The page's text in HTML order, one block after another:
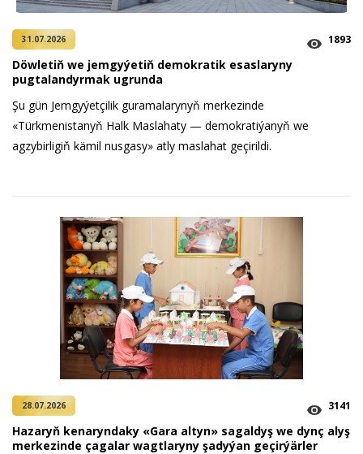
31.07.2026 1893
Döwletiň we jemgyýetiň demokratik esaslaryny
pugtalandyrmak ugrunda
Şu gün Jemgyýetçilik guramalarynyň merkezinde
«Türkmenistanyň Halk Maslahaty — demokratiýanyň we
agzybirligiň kämil nusgasy» atly maslahat geçirildi.
28.07.2026 3141
Hazaryň kenaryndaky «Gara altyn» sagaldyş we dynç alyş
merkezinde çagalar wagtlaryny şadyýan geçirýärler